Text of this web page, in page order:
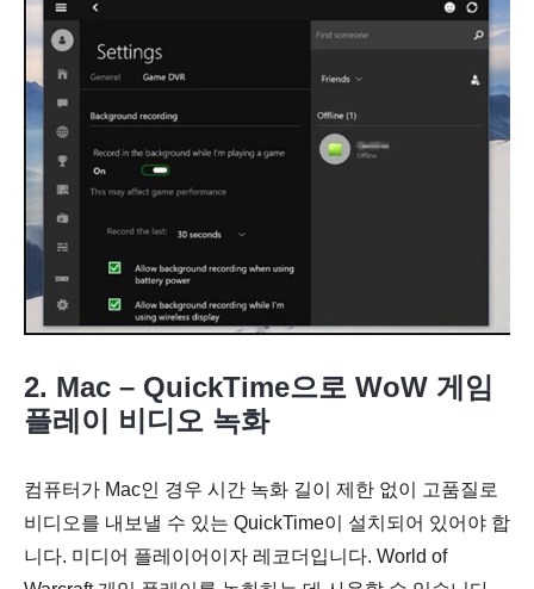
2. Mac – QuickTime으로 WoW 게임
플레이 비디오 녹화
컴퓨터가 Mac인 경우 시간 녹화 길이 제한 없이 고품질로
비디오를 내보낼 수 있는 QuickTime이 설치되어 있어야 합
니다. 미디어 플레이어이자 레코더입니다. World of